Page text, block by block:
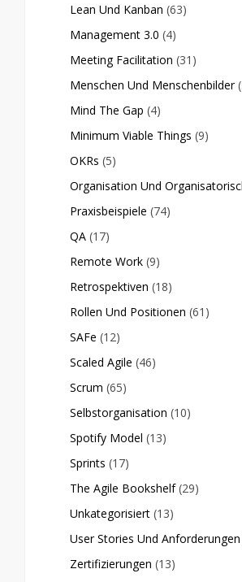
Lean Und Kanban (63)
Management 3.0 (4)
Meeting Facilitation (31)
Menschen Und Menschenbilder
Mind The Gap (4)
Minimum Viable Things (9)
OKRs (5)
Organisation Und
Praxisbeispiele (74)
QA (17)
Remote Work (9)
Retrospektiven (18)
Rollen Und Positionen (61)
SAFe (12)
Scaled Agile (46)
Scrum (65)
Selbstorganisation (10)
Spotify Model (13)
Sprints (17)
The Agile Bookshelf (29)
Unkategorisiert (13)
User Stories Und Anforderungen
Zertifizierungen (13)